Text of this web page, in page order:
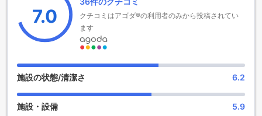
アッコ ビーチ ホテルの豪華なエンターテイメント施設
アッコ ビーチ ホテルは、お客様に快適な滞在を提供するため
に、豪華なエンターテイメント施設を完備しています。ホテ
ル内にはバーがあり、美味しいカクテルや地元のビールを楽
しむことができます。さらに、サロンでは最新のヘアスタイ
てます。
また、アッコ ビーチ ホテルでは、リラックスできるマッサー
7.0
クチコミはアゴダ®の利用者のみから投稿されてい
ます
施設の状態/清潔さ 6.2
施設・設備 5.9